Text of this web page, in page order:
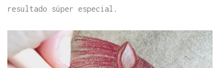
resultado súper especial.